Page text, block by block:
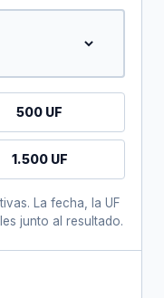
500 UF
1.500 UF
La fecha, la UF
junto al resultado.